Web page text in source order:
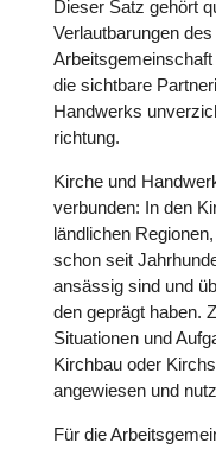
Dieser Satz gehört
Ver­laut­ba­run­gen
die sicht­bare
Hand­werks
rich­tung.
Kirche und
ver­bun­den: In den
länd­li­chen
schon seit
ansässig sind und
den geprägt haben.
Situa­tio­nen und
Kirchbau oder
ange­wie­sen und
Für die